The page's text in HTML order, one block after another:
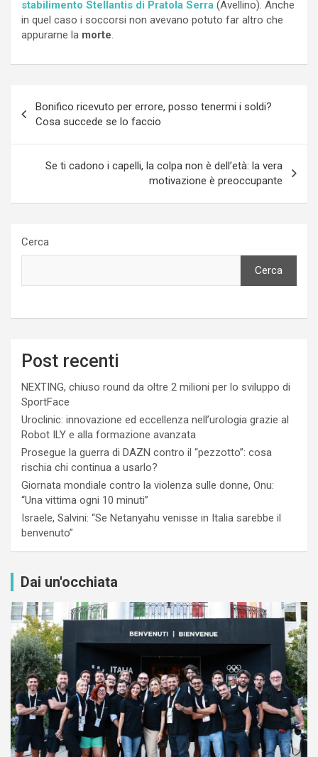
stabilimento Stellantis di Pratola Serra (Avellino). Anche
in quel caso i soccorsi non avevano potuto far altro che
appurarne la morte.
articoli
Bonifico ricevuto per errore, posso tenermi i soldi?
Cosa succede se lo faccio
Se ti cadono i capelli, la colpa non è dell’età: la vera
motivazione è preoccupante
Cerca
Cerca
Post recenti
NEXTING, chiuso round da oltre 2 milioni per lo sviluppo di
SportFace
Uroclinic: innovazione ed eccellenza nell’urologia grazie al
Robot ILY e alla formazione avanzata
Prosegue la guerra di DAZN contro il “pezzotto”: cosa
rischia chi continua a usarlo?
Giornata mondiale contro la violenza sulle donne, Onu:
“Una vittima ogni 10 minuti”
Israele, Salvini: “Se Netanyahu venisse in Italia sarebbe il
benvenuto”
Dai un'occhiata